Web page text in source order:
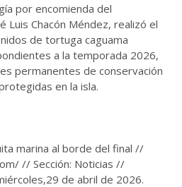
por encomienda del
Luis Chacón Méndez, realizó el
de tortuga caguama
a la temporada 2026,
permanentes de conservación
en la isla.
marina al borde del final //
// Sección: Noticias //
de abril de 2026.